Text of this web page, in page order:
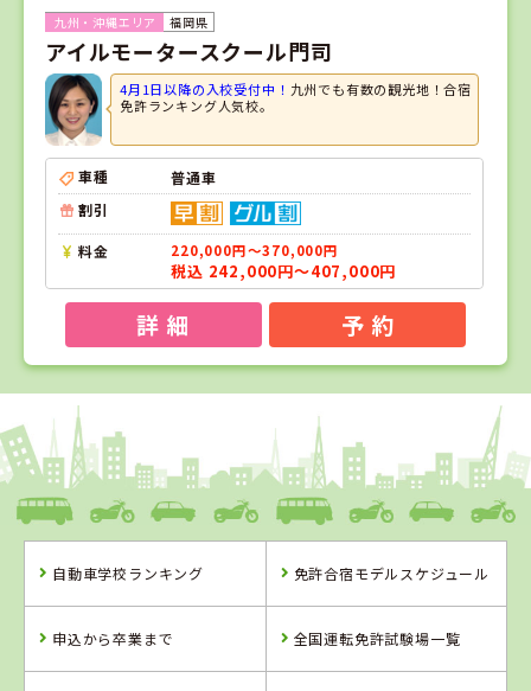
福岡県
アイルモータースクール門司
4月1日以降の入校受付中！ 九州でも有数の観光地！合宿
免許ランキング人気校。
車種
普通車
割引
料金 220,000円～370,000円
税込 242,000円～407,000円
詳 細 予 約
1
熊本県
中球磨モータースクール
スクール
自動車学校ランキング 免許合宿モデルスケジュール
申込から卒業まで 全国運転免許試験場一覧